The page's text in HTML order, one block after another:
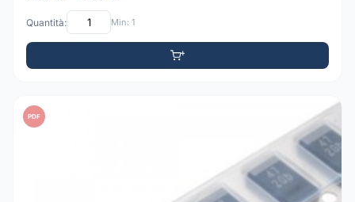
Quantità: Min: 1
PDF